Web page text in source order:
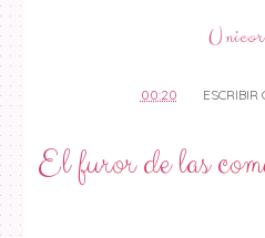
00:20 ESCRIBIR
El furor de las